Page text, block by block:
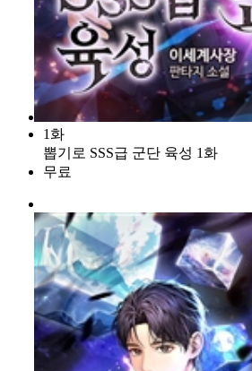
1화
뽑기로 SSS급 군단 육성 1화
무료